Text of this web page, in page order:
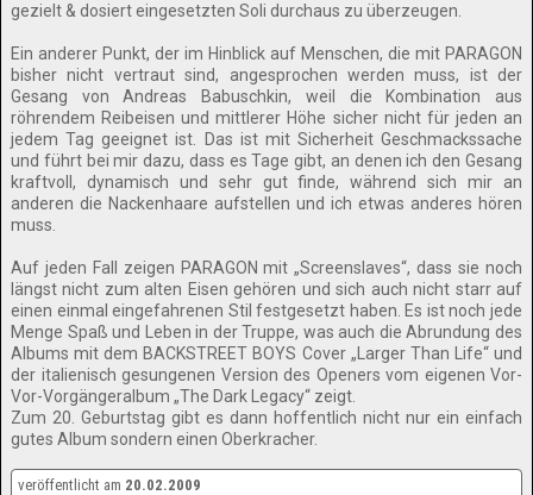
gezielt & dosiert eingesetzten Soli durchaus zu überzeugen.
Ein anderer Punkt, der im Hinblick auf Menschen, die mit PARAGON
bisher nicht vertraut sind, angesprochen werden muss, ist der
Gesang von Andreas Babuschkin, weil die Kombination aus
röhrendem Reibeisen und mittlerer Höhe sicher nicht für jeden an
jedem Tag geeignet ist. Das ist mit Sicherheit Geschmackssache
und führt bei mir dazu, dass es Tage gibt, an denen ich den Gesang
kraftvoll, dynamisch und sehr gut finde, während sich mir an
anderen die Nackenhaare aufstellen und ich etwas anderes hören
muss.
Auf jeden Fall zeigen PARAGON mit „Screenslaves“, dass sie noch
längst nicht zum alten Eisen gehören und sich auch nicht starr auf
einen einmal eingefahrenen Stil festgesetzt haben. Es ist noch jede
Menge Spaß und Leben in der Truppe, was auch die Abrundung des
Albums mit dem BACKSTREET BOYS Cover „Larger Than Life“ und
der italienisch gesungenen Version des Openers vom eigenen Vor-
Vor-Vorgängeralbum „The Dark Legacy“ zeigt.
Zum 20. Geburtstag gibt es dann hoffentlich nicht nur ein einfach
gutes Album sondern einen Oberkracher.
veröffentlicht am 20.02.2009